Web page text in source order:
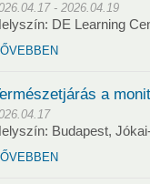
Nem akadémikus
meghívottak
- 2026.04.19
DE Learning
a
Budapest,